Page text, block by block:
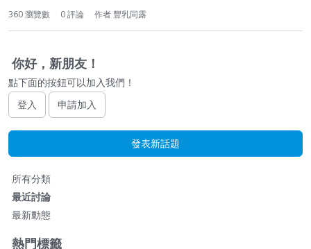
360瀏覽數 0評論 作者 豐乳同露
你好，新朋友！
點下面的按鈕可以加入我們！
登入
申請加入
發表新話題
快
速
連
結
所有分類
最近討論
最新動態
熱門標籤